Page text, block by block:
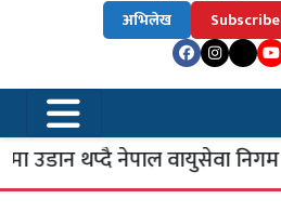
अभिलेख Subscribe
उडान थप्दै नेपाल वायुसेवा निगम